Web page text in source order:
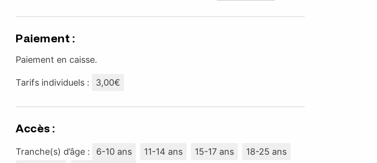
Paiement :
Paiement en caisse.
Tarifs individuels : 3,00€
Accès :
Tranche(s) d’âge : 6-10 ans 11-14 ans 15-17 ans
18-25 ans